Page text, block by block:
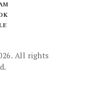
All rights